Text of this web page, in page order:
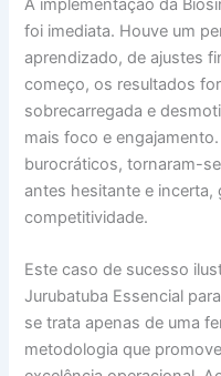
A implementação da
foi imediata. Houve um
aprendizado, de ajustes
começo, os resultados
sobrecarregada e
mais foco e
burocráticos, tornaram-
antes hesitante e incerta,
competitividade.
Este caso de sucesso
Jurubatuba Essencial
se trata apenas de uma
metodologia que